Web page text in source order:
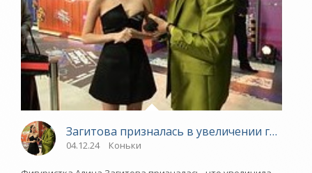
Загитова призналась в увеличении губ -
04.12.24 Коньки